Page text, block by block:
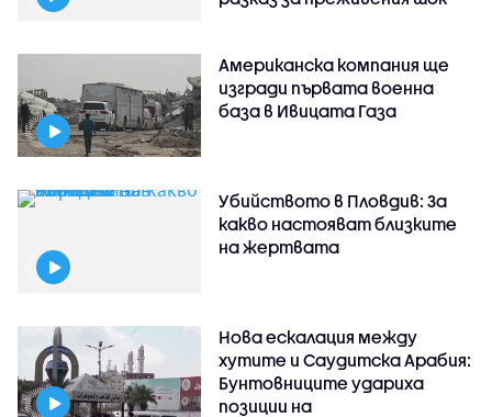
Американска компания ще
изгради първата военна
база в Ивицата Газа
Убийството в Пловдив: За
какво настояват близките
на жертвата
Нова ескалация между
хутите и Саудитска Арабия:
Бунтовниците удариха
позиции на